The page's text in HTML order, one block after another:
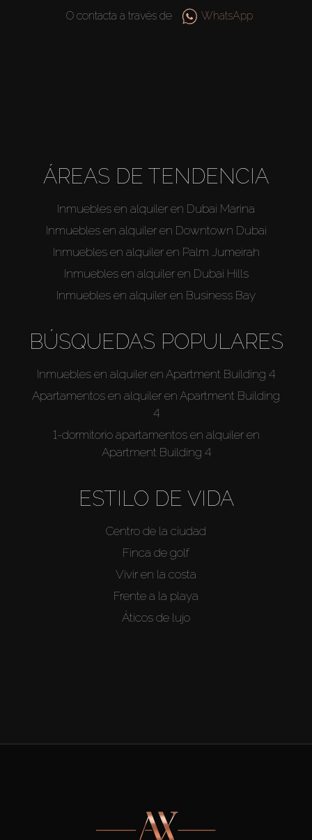
Agentes
O contacta a través de WhatsApp
ÁREAS DE TENDENCIA
Inmuebles en alquiler en Dubai Marina
Inmuebles en alquiler en Downtown Dubai
Inmuebles en alquiler en Palm Jumeirah
Inmuebles en alquiler en Dubai Hills
Inmuebles en alquiler en Business Bay
BÚSQUEDAS POPULARES
Inmuebles en alquiler en Apartment Building 4
Apartamentos en alquiler en Apartment Building
4
1-dormitorio apartamentos en alquiler en
Apartment Building 4
ESTILO DE VIDA
Centro de la ciudad
Finca de golf
Vivir en la costa
Frente a la playa
Áticos de lujo